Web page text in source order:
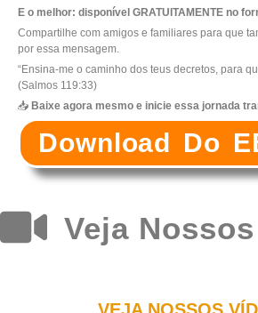
E o melhor: disponível GRATUITAMENTE no
Compartilhe com amigos e familiares para que
por essa mensagem.
“Ensina-me o caminho dos teus decretos, para
(Salmos 119:33)
📥 Baixe agora mesmo e inicie essa jornada
Download Do
Veja